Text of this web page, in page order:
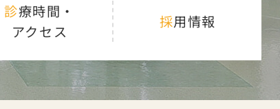
診療時間・
アクセス
採用情報